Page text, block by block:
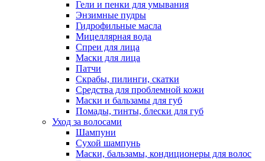
Гели и пенки для умывания
Энзимные пудры
Гидрофильные масла
Мицеллярная вода
Спреи для лица
Маски для лица
Патчи
Скрабы, пилинги, скатки
Средства для проблемной кожи
Маски и бальзамы для губ
Помады, тинты, блески для губ
Уход за волосами
Шампуни
Сухой шампунь
Маски, бальзамы, кондиционеры для волос